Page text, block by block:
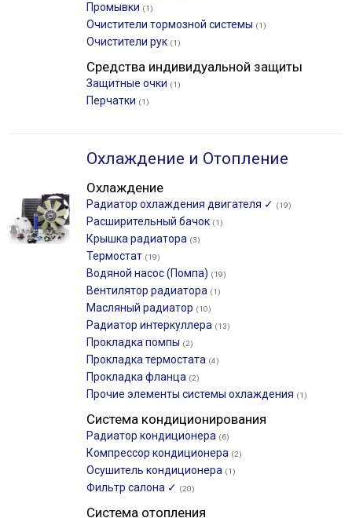
Промывки (1)
Очистители тормозной системы (1)
Очистители рук (1)
Средства индивидуальной защиты
Защитные очки (1)
Перчатки (1)
Охлаждение и Отопление
Охлаждение
Радиатор охлаждения двигателя ✓ (19)
Расширительный бачок (1)
Крышка радиатора (3)
Термостат (19)
Водяной насос (Помпа) (19)
Вентилятор радиатора (1)
Масляный радиатор (10)
Радиатор интеркуллера (13)
Прокладка помпы (2)
Прокладка термостата (4)
Прокладка фланца (2)
Прочие элементы системы охлаждения (1)
Система кондиционирования
Радиатор кондиционера (6)
Компрессор кондиционера (2)
Осушитель кондиционера (1)
Фильтр салона ✓ (20)
Система отопления